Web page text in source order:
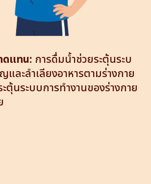
ดแทน: การดื่มน้ำช่วยระตุ้นระบ
และลำเลียงอาหารตามร่างกาย
ตุ้นระบบการทำงานของร่างกาย